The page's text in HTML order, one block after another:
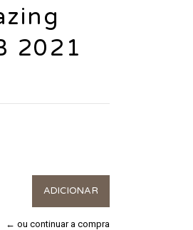
2021
← ou continuar a compra